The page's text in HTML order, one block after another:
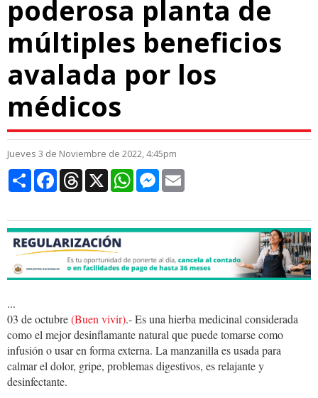
poderosa planta de
múltiples beneficios
avalada por los
médicos
Jueves 3 de Noviembre de 2022, 4:45pm
CompartirFacebookThreads
X WhatsAppMessenger
...
03 de octubre(Buen vivir).- Es una hierba medicinal considerada
como el mejor desinflamante natural que puede tomarse como
infusión o usar en forma externa. La manzanilla es usada para
calmar el dolor, gripe, problemas digestivos, es relajante y
desinfectante.